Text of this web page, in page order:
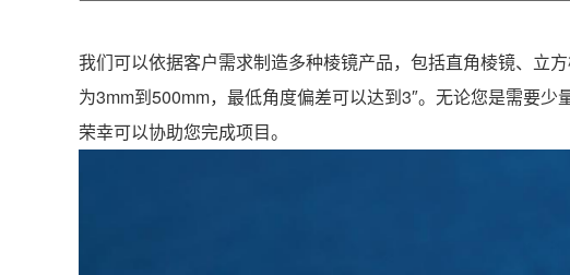
我们可以依据客户需求制造多种棱镜产品，包括直角棱镜、立方
为3mm到500mm，最低角度偏差可以达到3″。无论您是需要
荣幸可以协助您完成项目。